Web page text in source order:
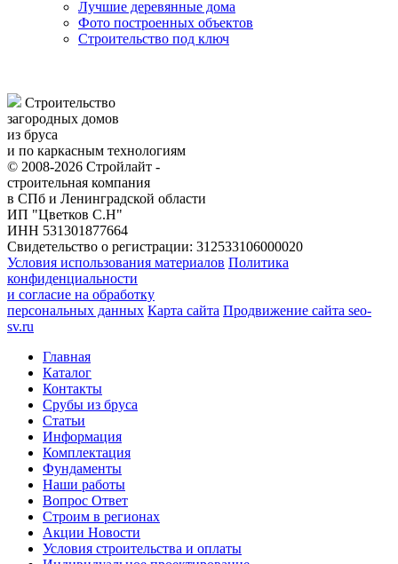
Лучшие деревянные дома
Фото построенных объектов
Строительство под ключ
Строительство
загородных домов
из бруса
и по каркасным технологиям
© 2008-2026 Стройлайт -
строительная компания
в СПб и Ленинградской области
ИП "Цветков С.Н"
ИНН 531301877664
Свидетельство о регистрации: 312533106000020
Условия использования материалов Политика
конфиденциальности
и согласие на обработку
персональных данных Карта сайта Продвижение сайта seo-
sv.ru
Главная
Каталог
Контакты
Срубы из бруса
Статьи
Информация
Комплектация
Фундаменты
Наши работы
Вопрос Ответ
Строим в регионах
Акции Новости
Условия строительства и оплаты